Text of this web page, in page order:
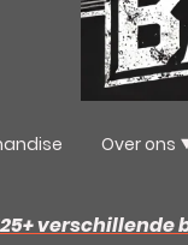
Over ons
verschillende